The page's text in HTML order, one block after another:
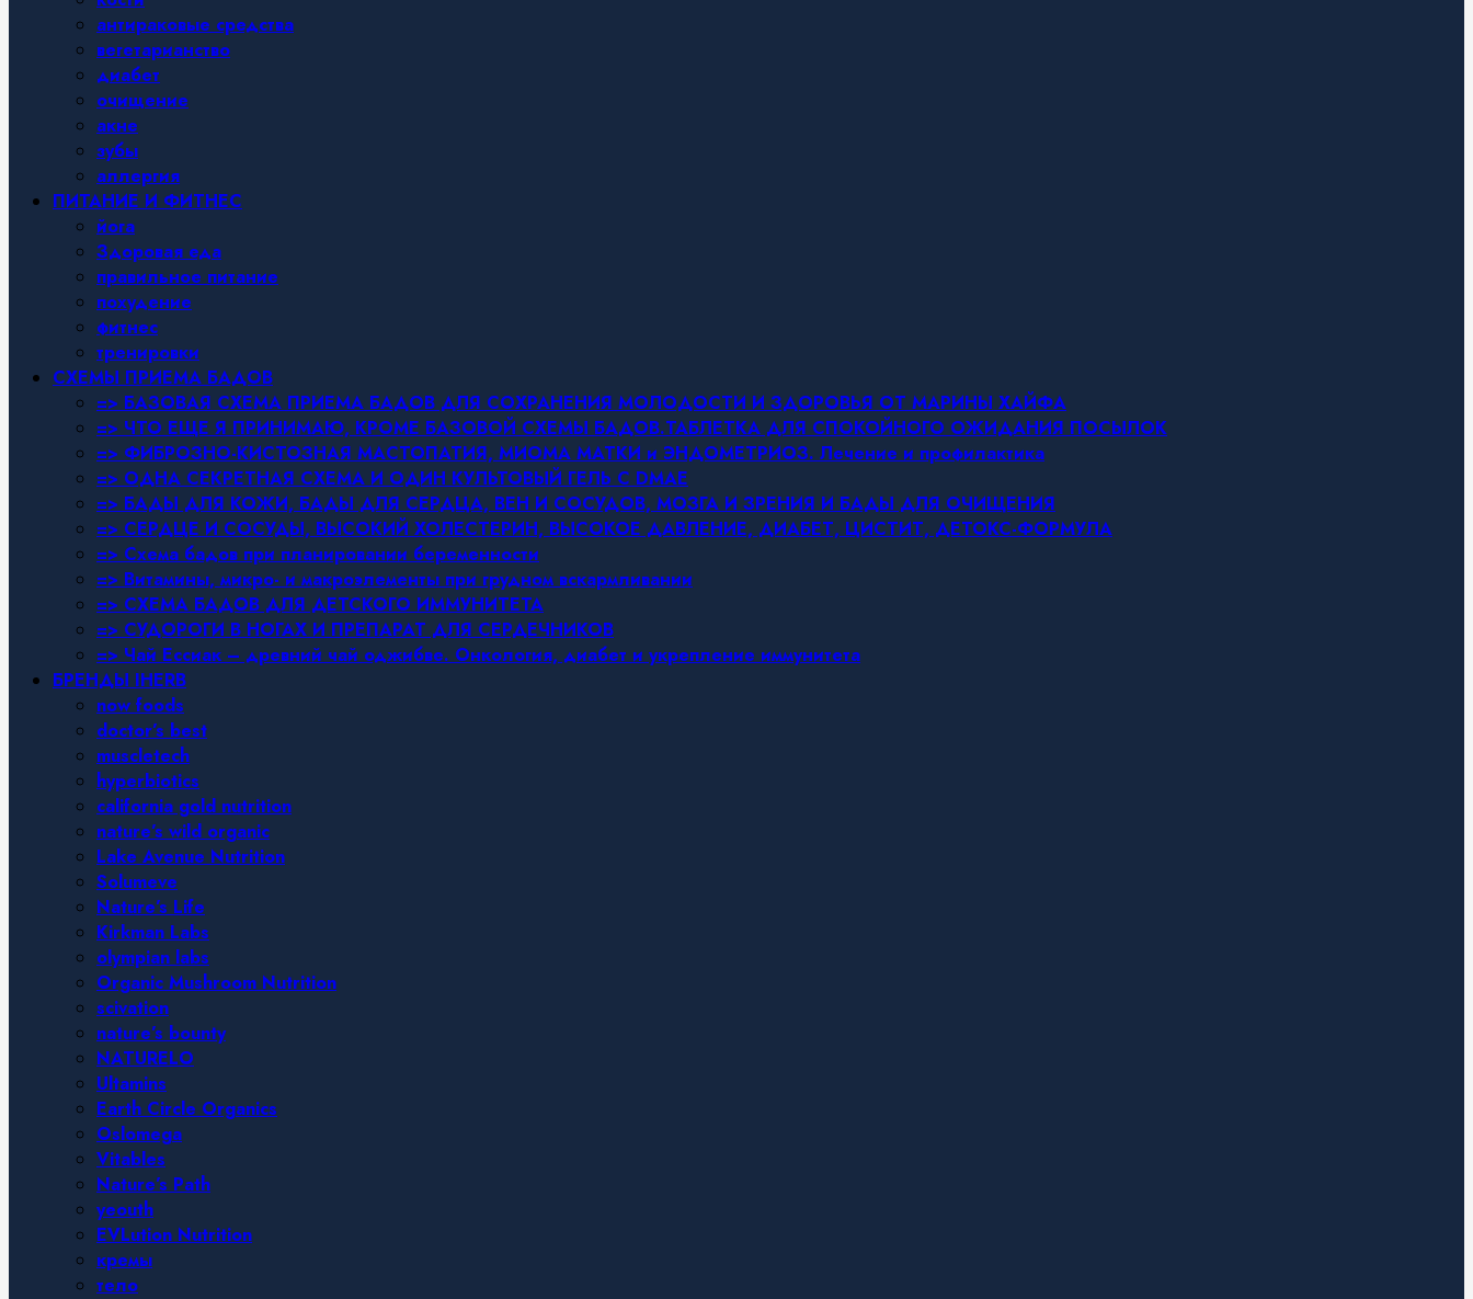
антираковые средства
вегетарианство
диабет
очищение
акне
зубы
аллергия
ПИТАНИЕ И ФИТНЕС
йога
Здоровая еда
правильное питание
похудение
фитнес
тренировки
СХЕМЫ ПРИЕМА БАДОВ
=> БАЗОВАЯ СХЕМА ПРИЕМА БАДОВ ДЛЯ СОХРАНЕНИЯ МОЛОДОСТИ И ЗДОРОВЬЯ ОТ МАРИНЫ ХАЙФА
=> ЧТО ЕЩЕ Я ПРИНИМАЮ, КРОМЕ БАЗОВОЙ СХЕМЫ БАДОВ.ТАБЛЕТКА ДЛЯ СПОКОЙНОГО ОЖИДАНИЯ ПОСЫЛОК
=> ФИБРОЗНО-КИСТОЗНАЯ МАСТОПАТИЯ, МИОМА МАТКИ и ЭНДОМЕТРИОЗ. Лечение и профилактика
=> ОДНА СЕКРЕТНАЯ СХЕМА И ОДИН КУЛЬТОВЫЙ ГЕЛЬ С DMAE
=> БАДЫ ДЛЯ КОЖИ, БАДЫ ДЛЯ СЕРДЦА, ВЕН И СОСУДОВ, МОЗГА И ЗРЕНИЯ И БАДЫ ДЛЯ ОЧИЩЕНИЯ
=> СЕРДЦЕ И СОСУДЫ, ВЫСОКИЙ ХОЛЕСТЕРИН, ВЫСОКОЕ ДАВЛЕНИЕ, ДИАБЕТ, ЦИСТИТ, ДЕТОКС-ФОРМУЛА
=> Схема бадов при планировании беременности
=> Витамины, микро- и макроэлементы при грудном вскармливании
=> СХЕМА БАДОВ ДЛЯ ДЕТСКОГО ИММУНИТЕТА
=> СУДОРОГИ В НОГАХ И ПРЕПАРАТ ДЛЯ СЕРДЕЧНИКОВ
=> Чай Ессиак – древний чай оджибве. Онкология, диабет и укрепление иммунитета
БРЕНДЫ IHERB
now foods
doctor’s best
muscletech
hyperbiotics
california gold nutrition
nature’s wild organic
Lake Avenue Nutrition
Solumeve
Nature’s Life
Kirkman Labs
olympian labs
Organic Mushroom Nutrition
scivation
nature’s bounty
NATURELO
Ultamins
Earth Circle Organics
Oslomega
Vitables
Nature’s Path
yeouth
EVLution Nutrition
кремы
тело